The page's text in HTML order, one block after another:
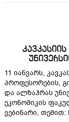
11 იანვარს,
პროფესორების,
და ალზაჰრას
ეკონომიკის
ვებინარი, თემით: